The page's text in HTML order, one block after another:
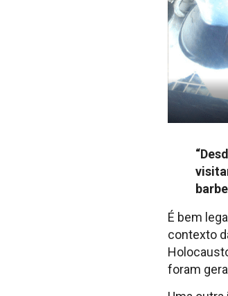
É bem
contexto
foram